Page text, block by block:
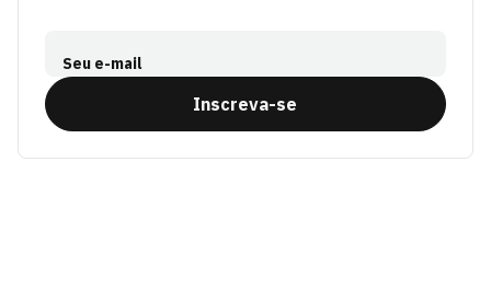
Seu e-mail
Inscreva-se